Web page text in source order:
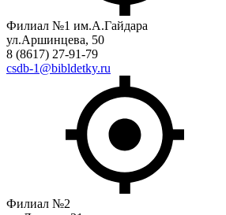
Филиал №1 им.А.Гайдара
ул.Аршинцева, 50
8 (8617) 27-91-79
csdb-1@bibldetky.ru
Филиал №2